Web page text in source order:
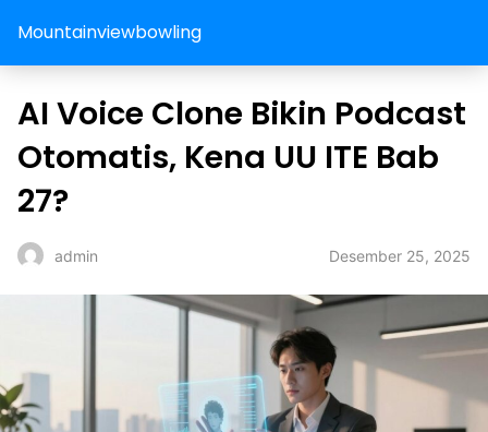
Mountainviewbowling
AI Voice Clone Bikin Podcast
Otomatis, Kena UU ITE Bab
27?
admin Desember 25, 2025